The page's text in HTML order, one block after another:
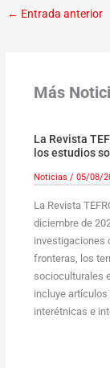
← Entrada anterior
Más
La Revista
los estudios
Noticias / 05/08/
La Revista
diciembre de
investigaciones
fronteras, los
socioculturales
incluye
interétnicas e